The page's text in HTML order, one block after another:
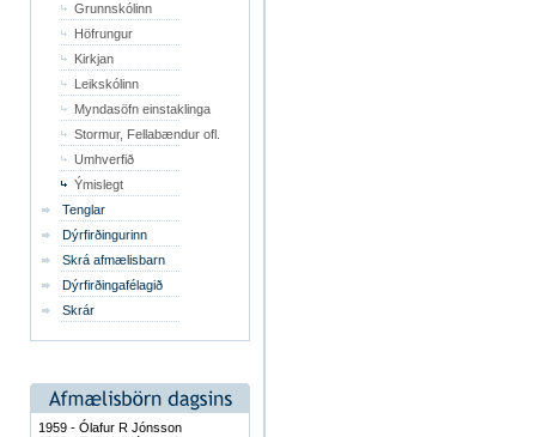
Grunnskólinn
Höfrungur
Kirkjan
Leikskólinn
Myndasöfn einstaklinga
Stormur, Fellabændur ofl.
Umhverfið
Ýmislegt
Tenglar
Dýrfirðingurinn
Skrá afmælisbarn
Dýrfirðingafélagið
Skrár
1959 - Ólafur R Jónsson